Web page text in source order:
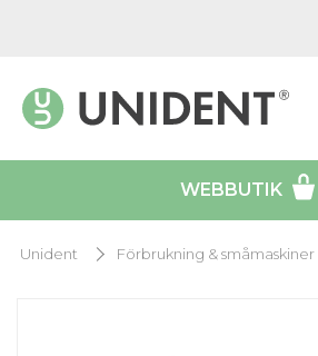
WEBBUTIK
Unident Förbrukning & småmaskiner